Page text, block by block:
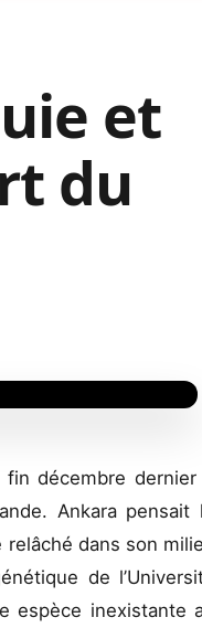
et
du
fin décembre
Ankara pensait
relâché dans son
de
espèce inexistante